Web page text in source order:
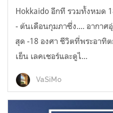
Hokkaido อีกที รวมทั้งหมด
- ต้นเดือนกุมภาซึ่ง.... อากาศ
สุด -18 องศา ชีวิตที่พระอาทิ
เย็น เลคเชอร์และดูไ...
VaSiMo